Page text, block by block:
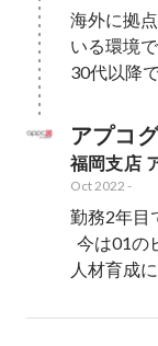
海外に拠
いる環境で
30代以降
アプコ
福岡支店
Oct 2022 -
勤務2年目
人材育成